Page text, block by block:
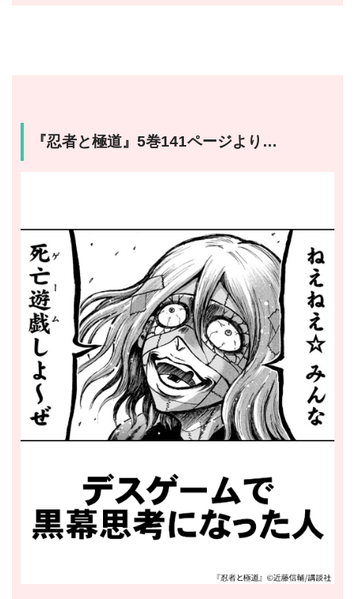
『忍者と極道』5巻141ページより…